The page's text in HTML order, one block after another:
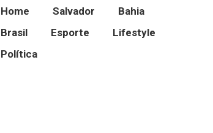
Home Salvador
Bahia
Brasil
Esporte
Lifestyle
Política